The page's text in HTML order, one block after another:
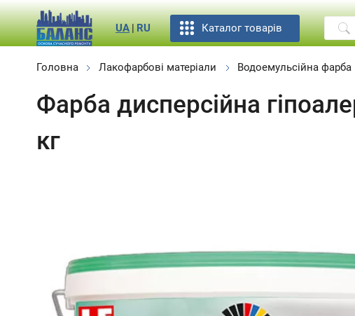
RU
|
UA Каталог товарів
Головна Лакофарбові матеріали Водоемульсійна фарба
Фарба дисперсійна
кг